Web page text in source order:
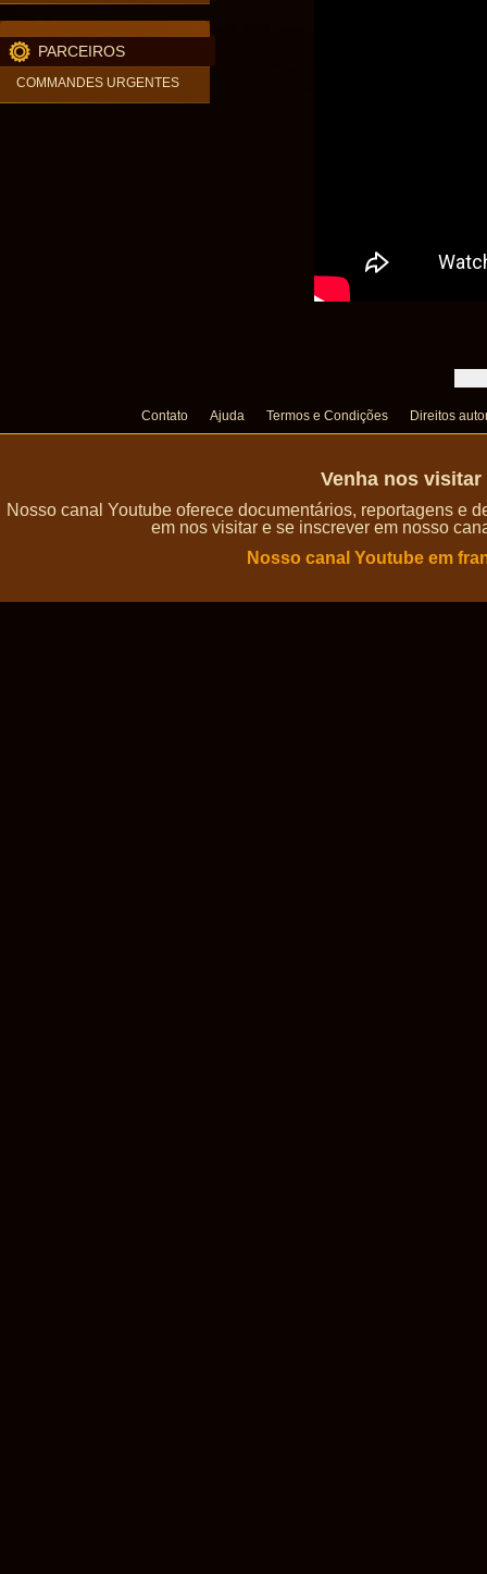
PARCEIROS
COMMANDES URGENTES
Contato Ajuda Termos e Condições Direitos
Venha nos
Nosso canal Youtube oferece documentários, reportagens e
em nos visitar e se inscrever em nosso
Nosso canal Youtube em